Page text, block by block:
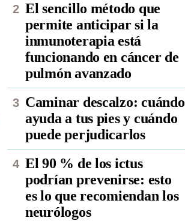
El sencillo método que
permite anticipar si la
inmunoterapia está
funcionando en cáncer de
pulmón avanzado
Caminar descalzo: cuándo
ayuda a tus pies y cuándo
puede perjudicarlos
El 90 % de los ictus
podrían prevenirse: esto
es lo que recomiendan los
neurólogos